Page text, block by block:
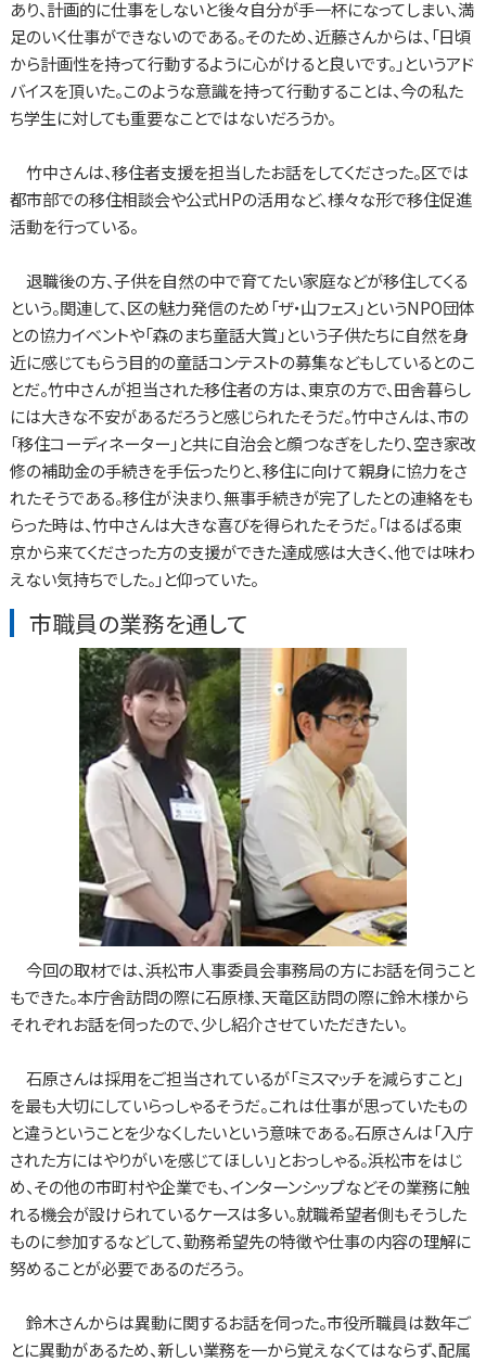
あり、計画的に仕事をしないと後々自分が手一杯になってしまい、満
足のいく仕事ができないのである。そのため、近藤さんからは、「日頃
から計画性を持って行動するように心がけると良いです。」というアド
バイスを頂いた。このような意識を持って行動することは、今の私た
ち学生に対しても重要なことではないだろうか。
竹中さんは、移住者支援を担当したお話をしてくださった。区では
都市部での移住相談会や公式HPの活用など、様々な形で移住促進
活動を行っている。
退職後の方、子供を自然の中で育てたい家庭などが移住してくる
という。関連して、区の魅力発信のため「ザ・山フェス」というNPO団体
との協力イベントや「森のまち童話大賞」という子供たちに自然を身
近に感じてもらう目的の童話コンテストの募集などもしているとのこ
とだ。竹中さんが担当された移住者の方は、東京の方で、田舎暮らし
には大きな不安があるだろうと感じられたそうだ。竹中さんは、市の
「移住コーディネーター」と共に自治会と顔つなぎをしたり、空き家改
修の補助金の手続きを手伝ったりと、移住に向けて親身に協力をさ
れたそうである。移住が決まり、無事手続きが完了したとの連絡をも
らった時は、竹中さんは大きな喜びを得られたそうだ。「はるばる東
京から来てくださった方の支援ができた達成感は大きく、他では味わ
えない気持ちでした。」と仰っていた。
市職員の業務を通して
今回の取材では、浜松市人事委員会事務局の方にお話を伺うこと
もできた。本庁舎訪問の際に石原様、天竜区訪問の際に鈴木様から
それぞれお話を伺ったので、少し紹介させていただきたい。
石原さんは採用をご担当されているが「ミスマッチを減らすこと」
を最も大切にしていらっしゃるそうだ。これは仕事が思っていたもの
と違うということを少なくしたいという意味である。石原さんは「入庁
された方にはやりがいを感じてほしい」とおっしゃる。浜松市をはじ
め、その他の市町村や企業でも、インターンシップなどその業務に触
れる機会が設けられているケースは多い。就職希望者側もそうした
ものに参加するなどして、勤務希望先の特徴や仕事の内容の理解に
努めることが必要であるのだろう。
鈴木さんからは異動に関するお話を伺った。市役所職員は数年ご
とに異動があるため、新しい業務を一から覚えなくてはならず、配属